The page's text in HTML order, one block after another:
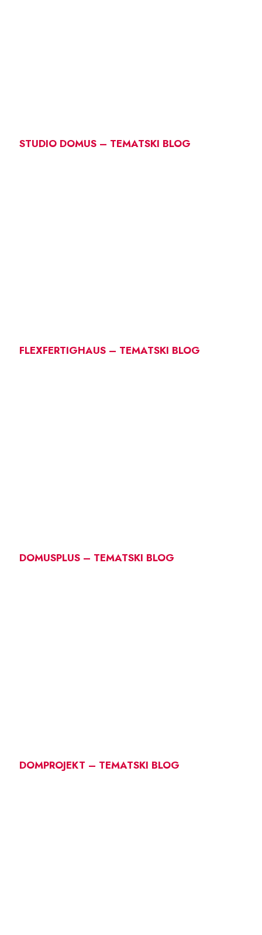
STUDIO DOMUS – TEMATSKI BLOG
FLEXFERTIGHAUS – TEMATSKI BLOG
DOMUSPLUS – TEMATSKI BLOG
DOMPROJEKT – TEMATSKI BLOG